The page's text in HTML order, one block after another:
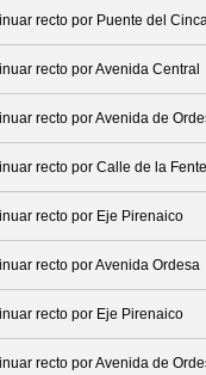
recto por Puente del
recto por Avenida Central
recto por Avenida de
recto por Calle de la
recto por Eje Pirenaico
recto por Avenida Ordesa
recto por Eje Pirenaico
recto por Avenida de